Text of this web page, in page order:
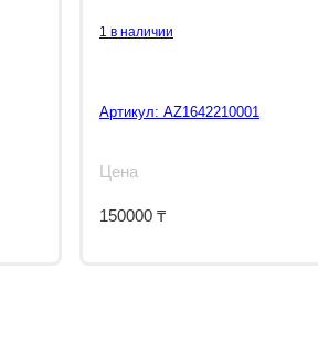
1 в наличии
Артикул: AZ1642210001
Цена
150000 ₸